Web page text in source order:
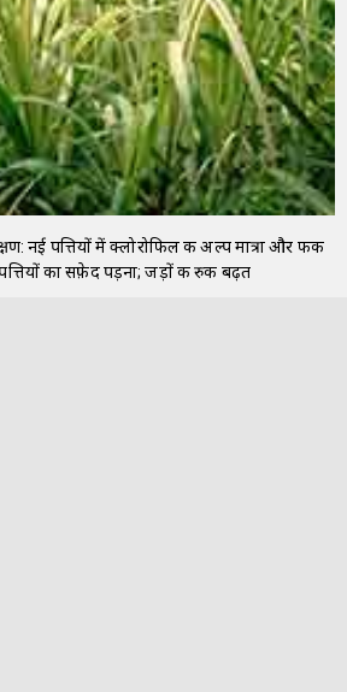
नई पत्तियों में क्लोरोफिल की अल्प मात्रा और फीकी
पत्तियों का सफ़ेद पड़ना; जड़ों की रुकी बढ़त